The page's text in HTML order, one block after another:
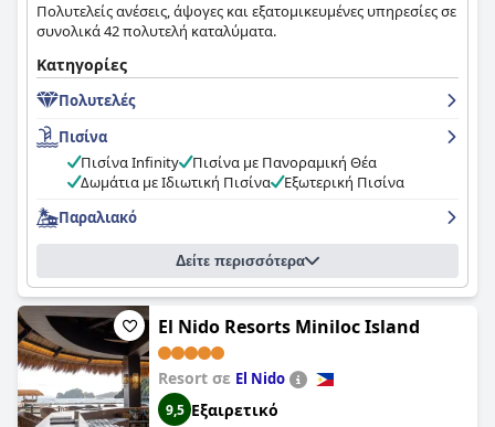
Πολυτελείς ανέσεις, άψογες και εξατομικευμένες υπηρεσίες σε
συνολικά 42 πολυτελή καταλύματα.
Κατηγορίες
Πολυτελές
Πισίνα
Πισίνα Infinity
Πισίνα με Πανοραμική Θέα
Δωμάτια με Ιδιωτική Πισίνα
Εξωτερική Πισίνα
Παραλιακό
Δείτε περισσότερα
El Nido Resorts Miniloc Island
Resort σε El Nido
9,5 Εξαιρετικό